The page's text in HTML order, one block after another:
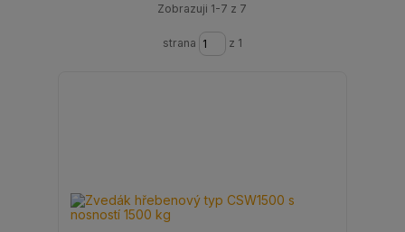
Zobrazuji 1-7 z 7
strana z 1